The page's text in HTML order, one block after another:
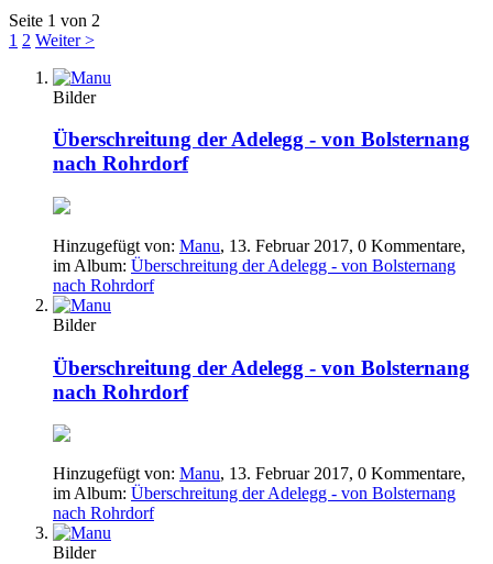
Seite 1 von 2
1 2 Weiter >
Bilder
Überschreitung der Adelegg - von Bolsternang
nach Rohrdorf
Hinzugefügt von: Manu, 13. Februar 2017, 0 Kommentare,
im Album: Überschreitung der Adelegg - von Bolsternang
nach Rohrdorf
Bilder
Überschreitung der Adelegg - von Bolsternang
nach Rohrdorf
Hinzugefügt von: Manu, 13. Februar 2017, 0 Kommentare,
im Album: Überschreitung der Adelegg - von Bolsternang
nach Rohrdorf
Bilder